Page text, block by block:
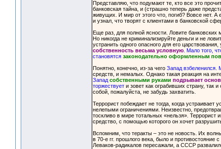
Представляю, что подумают те, кто все это
банковская тайна, и (страшно теперь даже
живущих. И мир от этого что, погиб? Вовсе нет. А
и узнал, что творят с клиентами в банковской
Еще раз, для полной ясности. Ловите
Но никогда не криминализируйте деньги и не
устранить одного опасного для его
собственность весьма условную . Мало того,
становятся законодательно оформленным
Понятно, конечно, из-за чего Запад взбеленился.
средств, и немалых. Однако такая реакция на
Запад собственными руками подрывает
торжествует и зовет как ограбивших страну, так
собой, пожалуйста, не забудь захватить.
Террорист побеждает не тогда, когда
нелепыми ограничениями. Неизвестно,
тоскливо в мире тотальных «нельзя». Террорист
средство, с помощью которого он хочет
Вспомним, что теракты – это не новость. Их
в 70-е гг. прошлого века, было и противостояние
Леваков-радикалов пересажали, а СССР